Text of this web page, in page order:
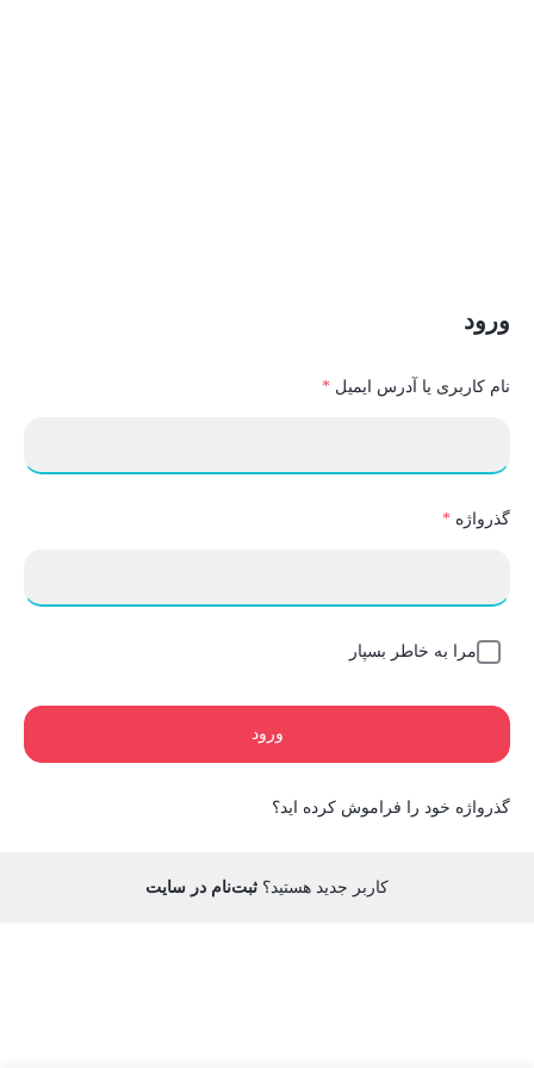
ورود
نام کاربری یا آدرس ایمیل *الزامی
گذرواژه *الزامی
مرا به خاطر بسپار
ورود
گذرواژه خود را فراموش کرده اید؟
کاربر جدید هستید؟ ثبت‌نام در سایت